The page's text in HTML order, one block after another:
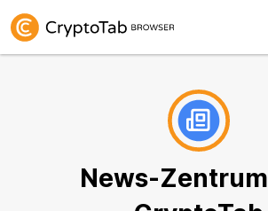
News-Zentrum